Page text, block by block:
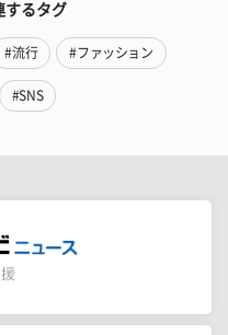
するタグ
#流行 #ファッション
#SNS